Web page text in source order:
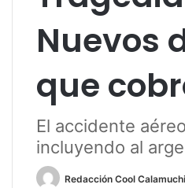
Nuevos
que
El accidente
incluyendo al
Redacción Cool